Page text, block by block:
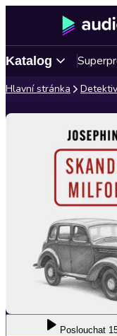
Katalog
Hlavní stránka
Poslouchat